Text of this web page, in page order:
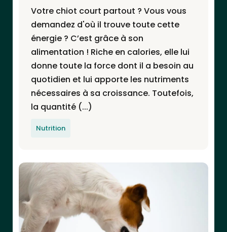
Votre chiot court partout ? Vous vous
demandez d'où il trouve toute cette
énergie ? C’est grâce à son
alimentation ! Riche en calories, elle lui
donne toute la force dont il a besoin au
quotidien et lui apporte les nutriments
nécessaires à sa croissance. Toutefois,
la quantité (...)
Nutrition